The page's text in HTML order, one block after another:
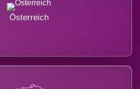
Österreich